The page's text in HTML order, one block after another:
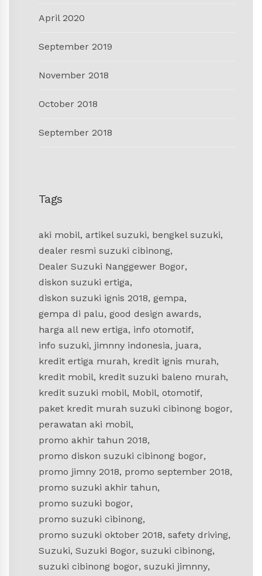
April 2020
September 2019
November 2018
October 2018
September 2018
Tags
aki mobil, artikel suzuki, bengkel suzuki,
dealer resmi suzuki cibinong,
Dealer Suzuki Nanggewer Bogor,
diskon suzuki ertiga,
diskon suzuki ignis 2018, gempa,
gempa di palu, good design awards,
harga all new ertiga, info otomotif,
info suzuki, jimnny indonesia, juara,
kredit ertiga murah, kredit ignis murah,
kredit mobil, kredit suzuki baleno murah,
kredit suzuki mobil, Mobil, otomotif,
paket kredit murah suzuki cibinong bogor,
perawatan aki mobil,
promo akhir tahun 2018,
promo diskon suzuki cibinong bogor,
promo jimny 2018, promo september 2018,
promo suzuki akhir tahun,
promo suzuki bogor,
promo suzuki cibinong,
promo suzuki oktober 2018, safety driving,
Suzuki, Suzuki Bogor, suzuki cibinong,
suzuki cibinong bogor, suzuki jimnny,